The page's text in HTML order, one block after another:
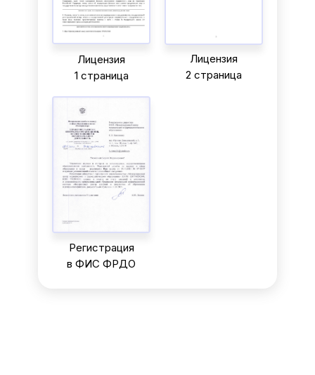
Лицензия
1 страница
Лицензия
2 страница
Регистрация
в ФИС ФРДО